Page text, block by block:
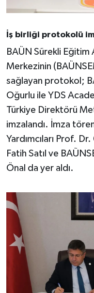
İş birliği protokolü
BAÜN Sürekli Eğitim
Merkezinin
sağlayan protokol;
Oğurlu ile YDS
Türkiye Direktörü
imzalandı. İmza
Yardımcıları Prof.
Fatih Satıl ve
Önal da yer aldı.
SAĞLIK
Savaştepe
SEYAHAT
Sındırgı
SPOR
SÜRMANŞET
TARİHTE BUGÜN
Trend
TÜRKİYE